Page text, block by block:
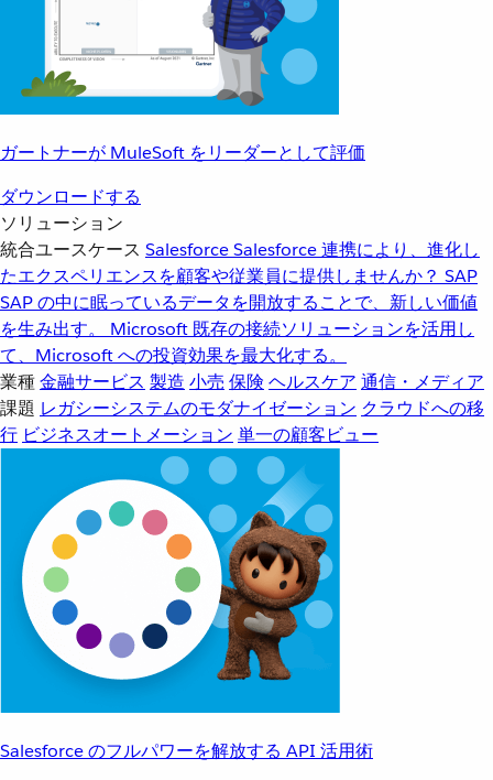
ガートナーが MuleSoft をリーダーとして評価
ダウンロードする
ソリューション
統合ユースケース SalesforceSalesforce 連携により、進化し
たエクスペリエンスを顧客や従業員に提供しませんか？ SAP
SAP の中に眠っているデータを開放することで、新しい価値
を生み出す。
Microsoft 既存の接続ソリューションを活用し
て、Microsoft への投資効果を最大化する。
業種金融サービス 製造 小売 保険 ヘルスケア 通信・メディア
課題 レガシーシステムのモダナイゼーション クラウドへの移
行 ビジネスオートメーション 単一の顧客ビュー
Salesforce のフルパワーを解放する API 活用術